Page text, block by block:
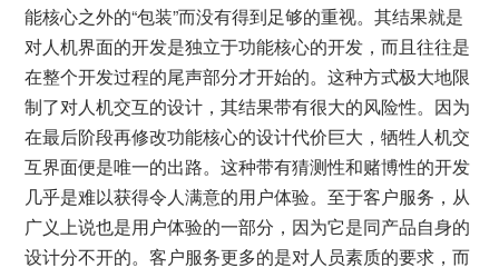
能核心之外的“包装”而没有得到足够的重视。其结果就是
对人机界面的开发是独立于功能核心的开发，而且往往是
在整个开发过程的尾声部分才开始的。这种方式极大地限
制了对人机交互的设计，其结果带有很大的风险性。因为
在最后阶段再修改功能核心的设计代价巨大，牺牲人机交
互界面便是唯一的出路。这种带有猜测性和赌博性的开发
几乎是难以获得令人满意的用户体验。至于客户服务，从
广义上说也是用户体验的一部分，因为它是同产品自身的
设计分不开的。客户服务更多的是对人员素质的要求，而